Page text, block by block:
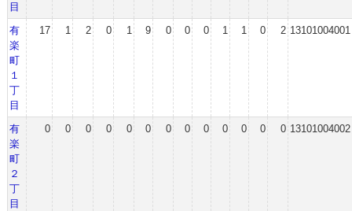
目
有
楽
町
１
丁
目
17 1 2 0 1 9 0 0 0 1 1 0 2 13101004001
有
楽
町
２
丁
目
0 0 0 0 0 0 0 0 0 0 0 0 0 13101004002